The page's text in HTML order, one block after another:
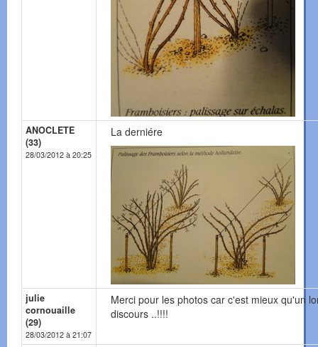
ANOCLETE
(33)
28/03/2012 à 20:25
La derniére
julie
cornouaille
(29)
28/03/2012 à 21:07
Merci pour les photos car c'est mieux qu'un
discours ..!!!!